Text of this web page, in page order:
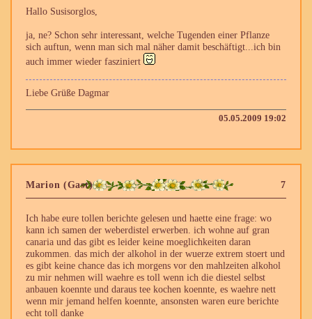
Hallo Susisorglos,
ja, ne? Schon sehr interessant, welche Tugenden einer Pflanze
sich auftun, wenn man sich mal näher damit beschäftigt...ich bin
auch immer wieder fasziniert
Liebe Grüße Dagmar
05.05.2009 19:02
7
Marion (Gast)
Ich habe eure tollen berichte gelesen und haette eine frage: wo
kann ich samen der weberdistel erwerben. ich wohne auf gran
canaria und das gibt es leider keine moeglichkeiten daran
zukommen. das mich der alkohol in der wuerze extrem stoert und
es gibt keine chance das ich morgens vor den mahlzeiten alkohol
zu mir nehmen will waehre es toll wenn ich die diestel selbst
anbauen koennte und daraus tee kochen koennte, es waehre nett
wenn mir jemand helfen koennte, ansonsten waren eure berichte
echt toll danke